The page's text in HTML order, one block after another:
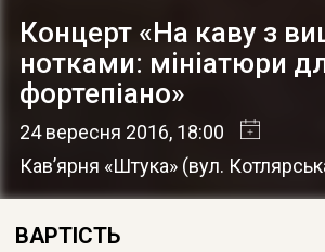
Концерт «На каву з
нотками: мініатюри
фортепіано»
24 вересня 2016, 18:00
Кав’ярня «Штука» (вул.
ВАРТІСТЬ